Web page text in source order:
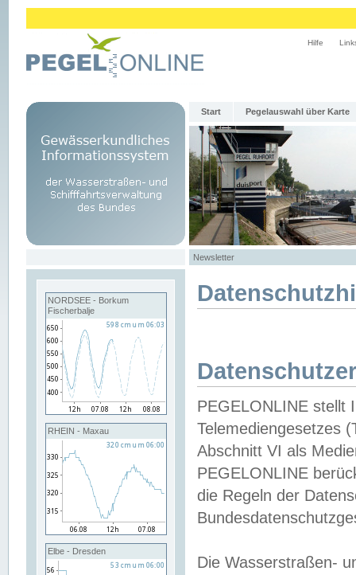
Hilfe
Start Pegelauswahl über Karte
Newsletter
NORDSEE - Borkum
Fischerbalje
RHEIN - Maxau
Elbe - Dresden
PEGELONLINE stellt
Telemediengesetzes
Abschnitt VI als
PEGELONLINE
die Regeln der
Die Wasserstraßen-